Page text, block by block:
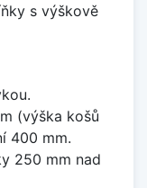
s výškově
(výška košů
400 mm.
250 mm nad